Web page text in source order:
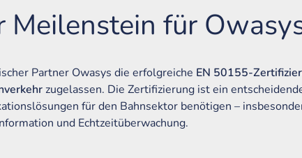
für
Partner Owasys die erfolgreiche EN 50155-
zugelassen. Die Zertifizierung ist ein
für den Bahnsektor benötigen –
und Echtzeitüberwachung.